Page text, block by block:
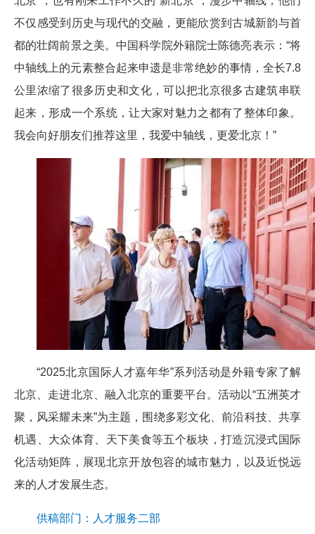
不仅感受到历史与现代的交融，更能欣赏到古城新韵与首
都的壮阔前景之美。中国科学院外籍院士陈德亮表示：“将
中轴线上的元素整合起来申遗是非常绝妙的事情，全长7.8
公里浓缩了很多历史和文化，可以把北京很多古建筑串联
起来，形成一个系统，让大家对魅力之都有了整体印象。
我会向好朋友们推荐这里，我爱中轴线，更爱北京！”
“2025北京国际人才嘉年华”系列活动是外籍专家了解
北京、走进北京、融入北京的重要平台。活动以“五洲英才
聚，风采耀未来”为主题，围绕多彩文化、前沿科技、共享
机遇、大众体育、天下美食等五个板块，打造沉浸式国际
化活动矩阵，展现北京开放包容的城市魅力，以及近悦远
来的人才发展生态。
供稿部门：人才服务二部